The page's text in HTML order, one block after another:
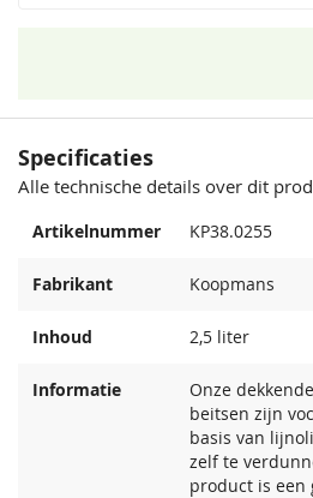
Specificaties
Alle technische details over dit
Artikelnummer KP38.0255
Fabrikant Koopmans
Inhoud 2,5 liter
Informatie
Onze
beitsen zijn
basis van
zelf te
product is een